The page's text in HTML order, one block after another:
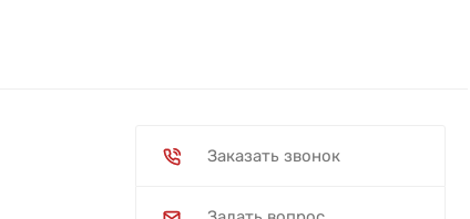
Заказать звонок